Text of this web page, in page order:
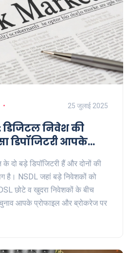
25 जुलाई 2025
डिजिटल निवेश की
डिपॉजिटरी आपके
दो बड़े डिपॉजिटरी हैं और दोनों की
है। NSDL जहां बड़े निवेशकों को
छोटे व खुदरा निवेशकों के बीच
आपके प्रोफाइल और ब्रोकरेज पर